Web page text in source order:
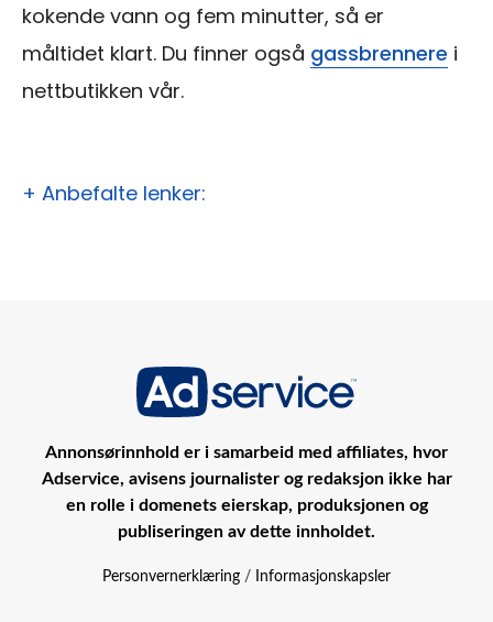
kokende vann og fem minutter, så er
måltidet klart. Du finner også gassbrennere i
nettbutikken vår.
+ Anbefalte lenker:
Annonsørinnhold er i samarbeid med affiliates, hvor
Adservice, avisens journalister og redaksjon ikke har
en rolle i domenets eierskap, produksjonen og
publiseringen av dette innholdet.
Personvernerklæring / Informasjonskapsler